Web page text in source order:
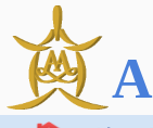
- Soccer - Due to